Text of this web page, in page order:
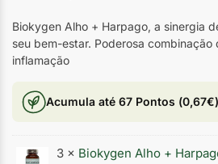
Biokygen Alho + Harpago, a sinergia
seu bem-estar. Poderosa combinação
inflamação
Acumula até 67 Pontos (0,67€
3 × Biokygen Alho +